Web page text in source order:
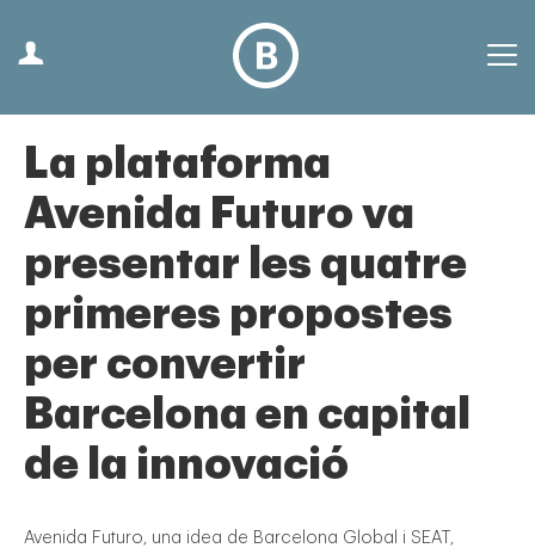
La plataforma
Avenida Futuro va
presentar les quatre
primeres propostes
per convertir
Barcelona en capital
de la innovació
Avenida Futuro, una idea de Barcelona Global i SEAT,